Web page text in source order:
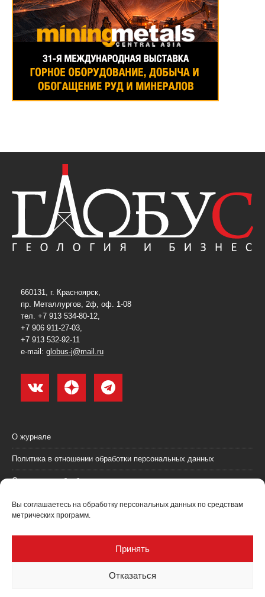
Вы соглашаетесь на обработку персональных данных по средствам
метрических программ.
Принять
Отказаться
660131, г. Красноярск,
пр. Металлургов, 2ф, оф. 1-08
тел. +7 913 534-80-12,
+7 906 911-27-03,
+7 913 532-92-11
e-mail: globus-j@mail.ru
О журнале
Политика в отношении обработки персональных данных
Согласие на обработку персональных данных
Пользовательское соглашение (оферта)